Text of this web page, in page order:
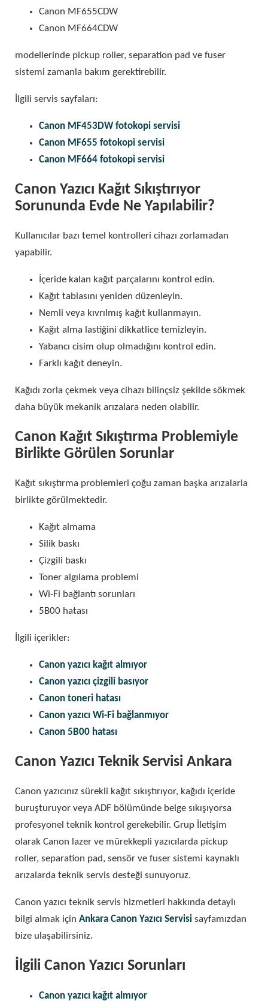
Canon MF655CDW
Canon MF664CDW
modellerinde pickup roller, separation pad ve fuser
sistemi zamanla bakım gerektirebilir.
İlgili servis sayfaları:
Canon MF453DW fotokopi servisi
Canon MF655 fotokopi servisi
Canon MF664 fotokopi servisi
Canon Yazıcı Kağıt Sıkıştırıyor
Sorununda Evde Ne Yapılabilir?
Kullanıcılar bazı temel kontrolleri cihazı zorlamadan
yapabilir.
İçeride kalan kağıt parçalarını kontrol edin.
Kağıt tablasını yeniden düzenleyin.
Nemli veya kıvrılmış kağıt kullanmayın.
Kağıt alma lastiğini dikkatlice temizleyin.
Yabancı cisim olup olmadığını kontrol edin.
Farklı kağıt deneyin.
Kağıdı zorla çekmek veya cihazı bilinçsiz şekilde sökmek
daha büyük mekanik arızalara neden olabilir.
Canon Kağıt Sıkıştırma Problemiyle
Birlikte Görülen Sorunlar
Kağıt sıkıştırma problemleri çoğu zaman başka arızalarla
birlikte görülmektedir.
Kağıt almama
Silik baskı
Çizgili baskı
Toner algılama problemi
Wi-Fi bağlantı sorunları
5B00 hatası
İlgili içerikler:
Canon yazıcı kağıt almıyor
Canon yazıcı çizgili basıyor
Canon toneri hatası
Canon yazıcı Wi-Fi bağlanmıyor
Canon 5B00 hatası
Canon Yazıcı Teknik Servisi Ankara
Canon yazıcınız sürekli kağıt sıkıştırıyor, kağıdı içeride
buruşturuyor veya ADF bölümünde belge sıkışıyorsa
profesyonel teknik kontrol gerekebilir. Grup İletişim
olarak Canon lazer ve mürekkepli yazıcılarda pickup
roller, separation pad, sensör ve fuser sistemi kaynaklı
arızalarda teknik servis desteği sunuyoruz.
Canon yazıcı teknik servis hizmetleri hakkında detaylı
bilgi almak için Ankara Canon Yazıcı Servisi sayfamızdan
bize ulaşabilirsiniz.
İlgili Canon Yazıcı Sorunları
Canon yazıcı kağıt almıyor